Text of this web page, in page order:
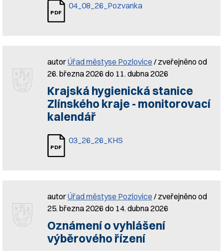
04_08_26_Pozvanka
autorÚřad městyse Pozlovice / zveřejněno od
26. března 2026 do 11. dubna 2026
Krajská hygienická stanice
Zlínského kraje - monitorovací
kalendář
03_26_26_KHS
autorÚřad městyse Pozlovice / zveřejněno od
25. března 2026 do 14. dubna 2026
Oznámení o vyhlášení
výběrového řízení